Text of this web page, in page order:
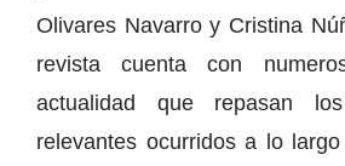
Olivares Navarro y Cristina
revista cuenta con
actualidad que repasan
relevantes ocurridos a lo